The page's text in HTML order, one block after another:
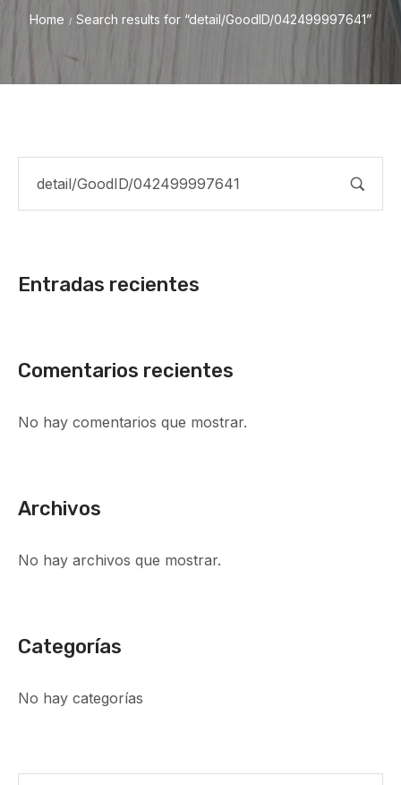
Home / Search results for “detail/GoodID/042499997641”
Entradas recientes
Comentarios recientes
No hay comentarios que mostrar.
Archivos
No hay archivos que mostrar.
Categorías
No hay categorías